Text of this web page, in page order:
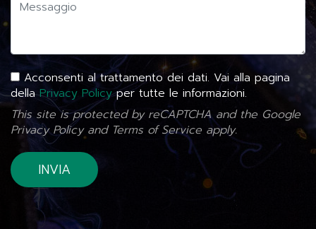
Acconsenti al trattamento dei dati. Vai alla pagina
dellaPrivacy Policyper tutte le informazioni.
This site is protected by reCAPTCHA and the Google
Privacy Policyand Terms of Service apply.